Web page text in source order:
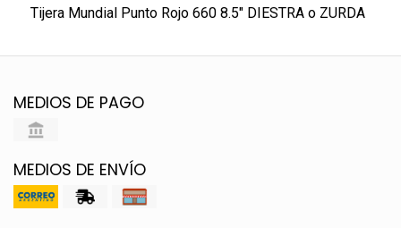
Tijera Mundial Punto Rojo 660 8.5" DIESTRA o ZURDA
MEDIOS DE PAGO
MEDIOS DE ENVÍO